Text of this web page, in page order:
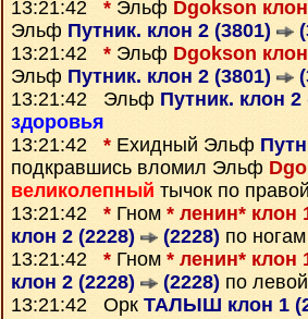
13:21:42 * Эльф Dgokson
Эльф Путник. клон 2 (3801)
13:21:42 * Эльф Dgokson
Эльф Путник. клон 2 (3801)
13:21:42 Эльф Путник. клон 2
здоровья
13:21:42 * Ехидный Эльф
подкравшись вломил Эльф
великолепный тычок по
13:21:42 * Гном * ленин* клон
клон 2 (2228)
(2228) по ногам
13:21:42 * Гном * ленин* клон
клон 2 (2228)
(2228) по
13:21:42 Орк ТАЛЫШ клон 1